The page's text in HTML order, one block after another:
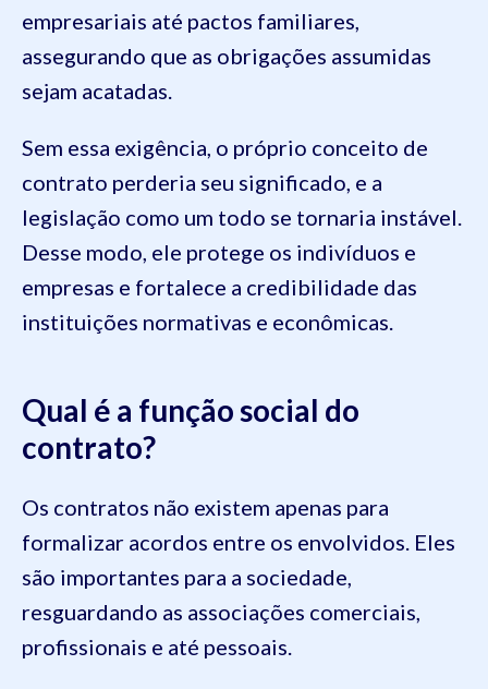
empresariais até pactos familiares,
assegurando que as obrigações assumidas
sejam acatadas.
Sem essa exigência, o próprio conceito de
contrato perderia seu significado, e a
legislação como um todo se tornaria instável.
Desse modo, ele protege os indivíduos e
empresas e fortalece a credibilidade das
instituições normativas e econômicas.
Qual é a função social do
contrato?
Os contratos não existem apenas para
formalizar acordos entre os envolvidos. Eles
são importantes para a sociedade,
resguardando as associações comerciais,
profissionais e até pessoais.